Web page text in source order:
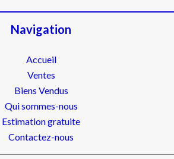
Navigation
Accueil
Ventes
Biens Vendus
Qui sommes-nous
Estimation gratuite
Contactez-nous